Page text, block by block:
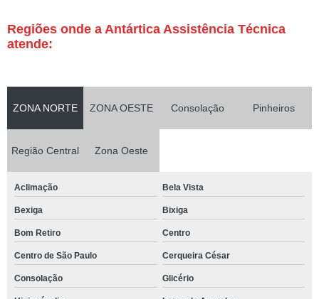
Regiões onde a Antártica Assistência Técnica
atende:
ZONA NORTE ZONA OESTE Consolação Pinheiros
Região Central Zona Oeste
Aclimação Bela Vista
Bexiga Bixiga
Bom Retiro Centro
Centro de São Paulo Cerqueira César
Consolação Glicério